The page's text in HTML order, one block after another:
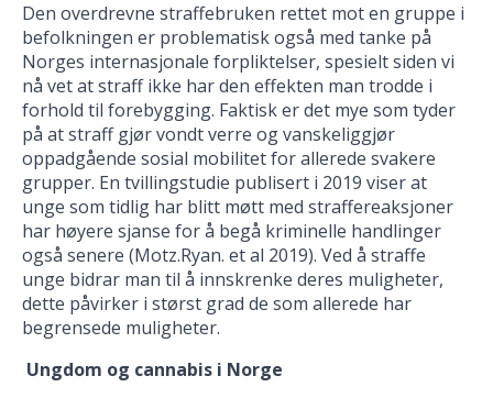
Den overdrevne straffebruken rettet mot en gruppe i
befolkningen er problematisk også med tanke på
Norges internasjonale forpliktelser, spesielt siden vi
nå vet at straff ikke har den effekten man trodde i
forhold til forebygging. Faktisk er det mye som tyder
på at straff gjør vondt verre og vanskeliggjør
oppadgående sosial mobilitet for allerede svakere
grupper. En tvillingstudie publisert i 2019 viser at
unge som tidlig har blitt møtt med straffereaksjoner
har høyere sjanse for å begå kriminelle handlinger
også senere (Motz.Ryan. et al 2019). Ved å straffe
unge bidrar man til å innskrenke deres muligheter,
dette påvirker i størst grad de som allerede har
begrensede muligheter.
Ungdom og cannabis i Norge